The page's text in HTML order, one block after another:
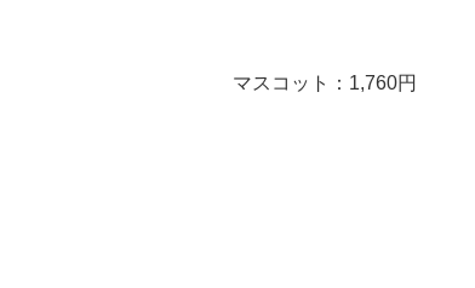
マスコット：1,760円